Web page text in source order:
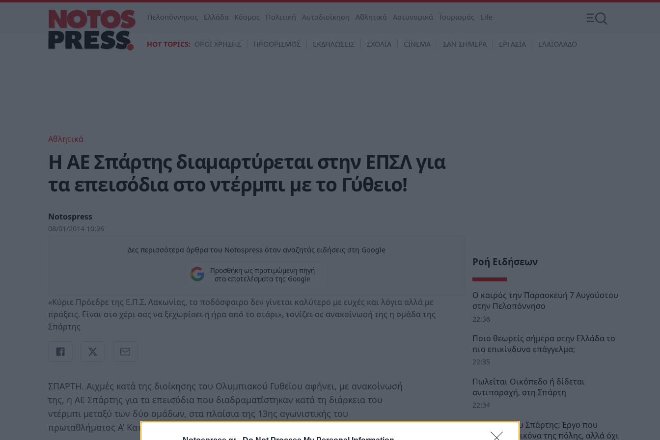
Πελοπόννησος Ελλάδα Κόσμος Πολιτική Αυτοδιοίκηση Αθλητικά Αστυνομικά Τουρισμός Life
HOT TOPICS: ΟΡΟΙ ΧΡΗΣΗΣ ΠΡΟΟΡΙΣΜΟΣ ΕΚΔΗΛΩΣΕΙΣ ΣΧΟΛΙΑ CINEMA ΣΑΝ ΣΗΜΕΡΑ ΕΡΓΑΣΙΑ ΕΛΑΙΟΛΑΔΟ
Αθλητικά
Η ΑΕ Σπάρτης διαμαρτύρεται στην ΕΠΣΛ για
τα επεισόδια στο ντέρμπι με το Γύθειο!
Notospress
08/01/2014 10:26
Δες περισσότερα άρθρα του Notospress όταν αναζητάς ειδήσεις στη Google
Προσθήκη ως προτιμώμενη πηγή
στα αποτελέσματα της Google
«Κύριε Πρόεδρε της Ε.Π.Σ. Λακωνίας, το ποδόσφαιρο δεν γίνεται καλύτερο με ευχές και λόγια αλλά με
πράξεις. Είναι στο χέρι σας να ξεχωρίσει η ήρα από το στάρι», τονίζει σε ανακοίνωσή της η ομάδα της
Σπάρτης
ΣΠΑΡΤΗ. Αιχμές κατά της διοίκησης του Ολυμπιακού Γυθείου αφήνει, με ανακοίνωσή
της, η ΑΕ Σπάρτης για τα επεισόδια που διαδραματίστηκαν κατά τη διάρκεια του
ντέρμπι μεταξύ των δύο ομάδων, στα πλαίσια της 13ης αγωνιστικής του
πρωταθλήματος Α’ Κατηγορίας Λακωνίας.
Ροή Ειδήσεων
Ο καιρός την Παρασκευή 7 Αυγούστου
στην Πελοπόννησο
22:36
Ποιο θεωρείς σήμερα στην Ελλάδα το
πιο επικίνδυνο επάγγελμα;
22:35
Πωλείται Οικόπεδο ή δίδεται
αντιπαροχή, στη Σπάρτη
22:34
Παλαιολόγου Σπάρτης: Έργο που
άλλαξε την εικόνα της πόλης, αλλά όχι